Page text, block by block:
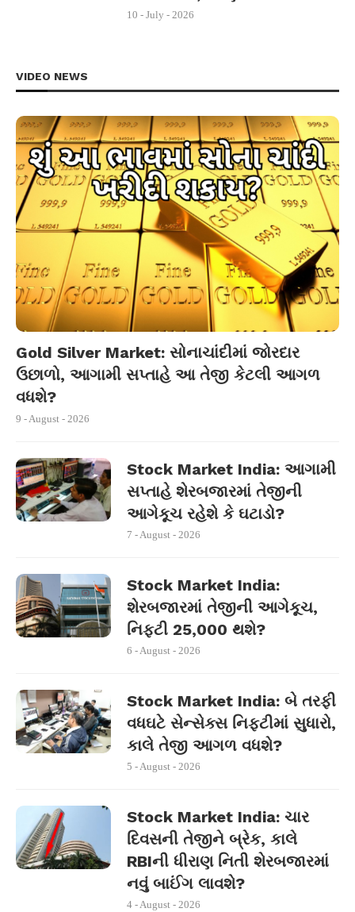
10 - July - 2026
VIDEO NEWS
Gold Silver Market: સોનાચાંદીમાં જોરદાર
ઉછાળો, આગામી સપ્તાહે આ તેજી કેટલી આગળ
વધશે?
9 - August - 2026
Stock Market India: આગામી
સપ્તાહે શેરબજારમાં તેજીની
આગેકૂચ રહેશે કે ઘટાડો?
7 - August - 2026
Stock Market India:
શેરબજારમાં તેજીની આગેકૂચ,
નિફ્ટી 25,000 થશે?
6 - August - 2026
Stock Market India: બે તરફી
વધઘટે સેન્સેક્સ નિફ્ટીમાં સુધારો,
કાલે તેજી આગળ વધશે?
5 - August - 2026
Stock Market India: ચાર
દિવસની તેજીને બ્રેક, કાલે
RBIની ધીરાણ નિતી શેરબજારમાં
નવું બાઈંગ લાવશે?
4 - August - 2026